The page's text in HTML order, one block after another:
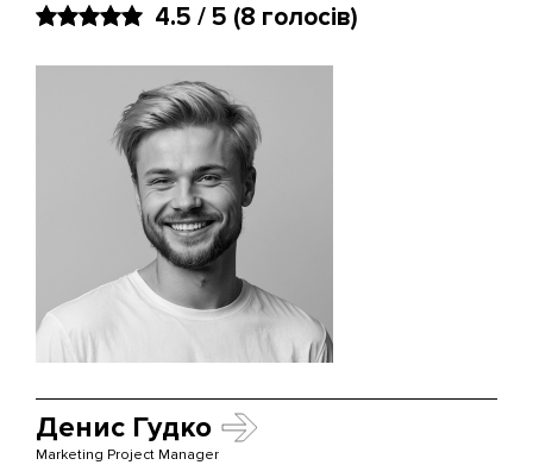
4.5 / 5 (8 голосів)
Денис Гудко
Marketing Project Manager